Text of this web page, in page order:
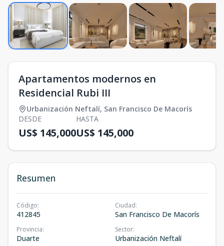
Apartamentos modernos en
Residencial Rubi III
Urbanización Neftalí, San Francisco De Macorís
DESDE
US$ 145,000
HASTA
US$ 145,000
Resumen
Código:
412845
Ciudad:
San Francisco De Macorís
Provincia:
Duarte
Sector:
Urbanización Neftalí